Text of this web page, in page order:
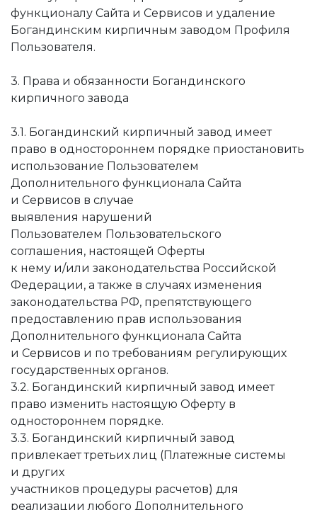
функционалу Сайта и Сервисов и удаление
Богандинским кирпичным заводом Профиля
Пользователя.
3. Права и обязанности Богандинского
кирпичного завода
3.1. Богандинский кирпичный завод имеет
право в одностороннем порядке приостановить
использование Пользователем
Дополнительного функционала Сайта
и Сервисов в случае
выявления нарушений
Пользователем Пользовательского
соглашения, настоящей Оферты
к нему и/или законодательства Российской
Федерации, а также в случаях изменения
законодательства РФ, препятствующего
предоставлению прав использования
Дополнительного функционала Сайта
и Сервисов и по требованиям регулирующих
государственных органов.
3.2. Богандинский кирпичный завод имеет
право изменить настоящую Оферту в
одностороннем порядке.
3.3. Богандинский кирпичный завод
привлекает третьих лиц (Платежные системы
и других
участников процедуры расчетов) для
реализации любого Дополнительного